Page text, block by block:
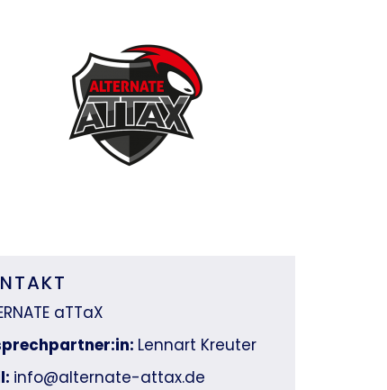
aTTaX
Lennart Kreuter
info@alternate-attax.de